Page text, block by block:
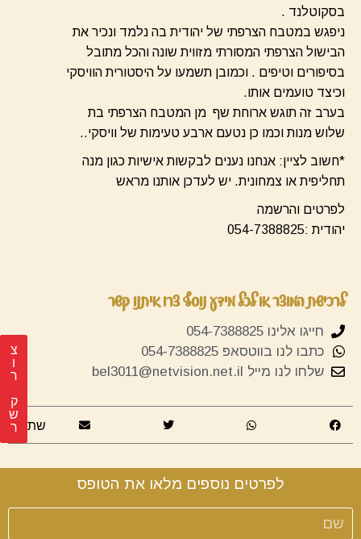
בסקוטלנד .
ניפגש במטבח הצרפתי של יהודית בה נלמד ונכיר את
הבישול הצרפתי המסורתי מזווית שונה והכל מתובל
בסיפורים וטיפים . וכמובן תשמעו על היסטורית הוויסקי
וכיצד טועמים אותו.
בערב זה תוגש ארוחת שף מן המטבח הצרפתי בת
שלוש מנות וכמו כן נטעם ארבע טעימות של וויסקי..
*חשוב לציין: אנחנו נענים לבקשות אישיות כגון מנה
תחליפית או צמחונית. יש לעדכן אותנו מראש
לפרטים והרשמה
יהודית :054-7388825
לרכישת המוצר או לכל מידע נוסף צרו איתנו קשר
שתפו
חייגו אלינו 054-7388825
כתבו לנו בווטסאפ 054-7388825
שלחו לנו מייל bel3011@netvision.net.il
לפרטים נוספים מלאו את הטופס
צ
ר
ק
ש
ר